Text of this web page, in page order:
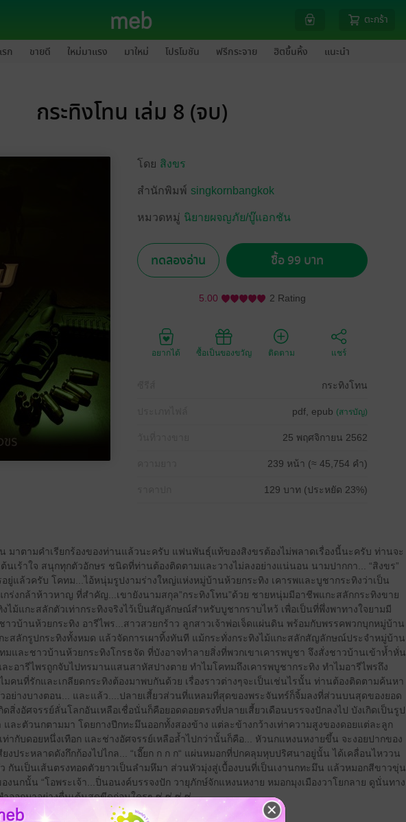
ตะกร้า
ก ขายดี ใหม่มาแรง มาใหม่ โปรโมชัน ฟรีกระจาย ฮิตขึ้นหิ้ง แนะนำ
กระทิงโทน เล่ม 8 (จบ)
โดย สิงขร
สำนักพิมพ์ singkornbangkok
หมวดหมู่ นิยายผจญภัย/บู๊แอกชัน
ทดลองอ่าน ซื้อ 99 บาท
5.00 2 Rating
อยากได้ ซื้อเป็นของขวัญ ติดตาม แชร์
กระทิงโทน
pdf, epub (สารบัญ)
25 พฤศจิกายน 2562
239 หน้า (≈ 45,754 คำ)
129 บาท (ประหยัด 23%)
น มาตามคำเรียกร้องของท่านแล้วนะครับ แฟนพันธุ์แท้ของสิงขรต้องไม่พลาดเรื่องนี้นะครับ ท่านจะ
เร้าใจ สนุกทุกตัวอักษร ชนิดที่ท่านต้องติดตามและวางไม่ลงอย่างแน่นอน นามปากกา... “สิงขร”
ยู่แล้วครับ โคทม...ไอ้หนุ่มรูปงามร่างใหญ่แห่งหมู่บ้านห้วยกระทิง เคารพและบูชากระทิงว่าเป็น
กร่งกล้าห้าวหาญ ที่สำคัญ...เขายังนามสกุล”กระทิงโทน”ด้วย ชายหนุ่มมีอาชีพแกะสลักกระทิงขาย
ม้แกะสลักตัวเท่ากระทิงจริงไว้เป็นสัญลักษณ์สำหรับบูชากราบไหว้ เพื่อเป็นที่พึ่งพาทางใจยามมี
าวบ้านห้วยกระทิง อารีไพร...สาวสวยกร้าว ลูกสาวเจ้าพ่อเจ็ดแผ่นดิน พร้อมกับพรรคพวกบุกหมู่บ้าน
ะสลักรูปกระทิงทั้งหมด แล้วจัดการเผาทิ้งทันที แม้กระทั่งกระทิงไม้แกะสลักสัญลักษณ์ประจำหมู่บ้าน
มและชาวบ้านห้วยกระทิงโกรธจัด ที่บังอาจทำลายสิ่งที่พวกเขาเคารพบูชา จึงสั่งชาวบ้านเข้าห้ำหั่น
ะอารีไพรถูกจับไปทรมานแสนสาหัสปางตาย ทำไมโคทมถึงเคารพบูชากระทิง ทำไมอารีไพรถึง
มคนที่รักและเกลียดกระทิงต้องมาพบกันด้วย เรื่องราวต่างๆจะเป็นเช่นไรนั้น ท่านต้องติดตามค้นหา
อย่างบางตอน... และแล้ว....ปลายเสี้ยวส่วนที่แหลมที่สุดของพระจันทร์ก็จิ้มลงที่ส่วนบนสุดของยอด
สิ่งอัศจรรย์ลั่นโลกอันเหลือเชื่อนั่นก็คือยอดดอยตรงที่ปลายเสี้ยวเดือนบรรจงปักลงไป บังเกิดเป็นรูป
ละตัวนกตามมา โดยกางปีกทะมึนออกทั้งสองข้าง แต่ละข้างกว้างเท่าความสูงของดอยแต่ละลูก
ากับดอยหนึ่งเทือก และช่างอัศจรรย์เหลือล้ำไปกว่านั้นก็คือ... หัวนกแหงนหงายขึ้น จะงอยปากของ
งประหลาดดังกึกก้องไปไกล... “เอี๊ยก ก ก ก“ แผ่นหมอกที่ปกคลุมหุบปริศนาอยู่นั้น ได้เคลื่อนไหววน
กันเป็นเส้นตรงทอดตัวยาวเป็นลํามหึมา ส่วนหัวมุ่งสู่เบื้องบนที่เป็นเงานกทะมึน แล้วหมอกสีขาวขุ่น
งนกนั้น “โอพระเจ้า...ปิ่นอนงค์บรรจงปัก วายุภักษ์จักแหงนหงาย หมอกมุงเมืองวาโยกลาย ดูนั่นทาง
าออกมาอย่างตื่นเต้นสุดขีดก่อนใครๆ ซู่ ซู่ ซู่ ซู่